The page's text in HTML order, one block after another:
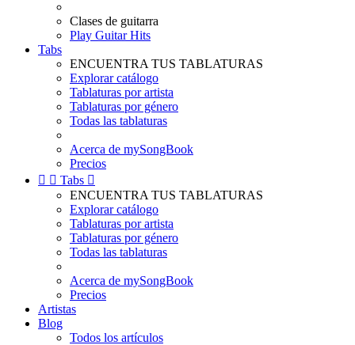
Clases de guitarra
Play Guitar Hits
Tabs
ENCUENTRA TUS TABLATURAS
Explorar catálogo
Tablaturas por artista
Tablaturas por género
Todas las tablaturas
Acerca de mySongBook
Precios
  Tabs 
ENCUENTRA TUS TABLATURAS
Explorar catálogo
Tablaturas por artista
Tablaturas por género
Todas las tablaturas
Acerca de mySongBook
Precios
Artistas
Blog
Todos los artículos